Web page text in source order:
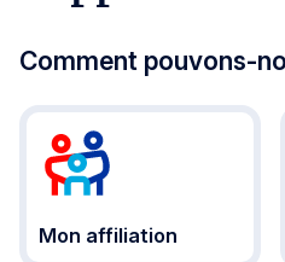
Comment pouvons-
Mon affiliation